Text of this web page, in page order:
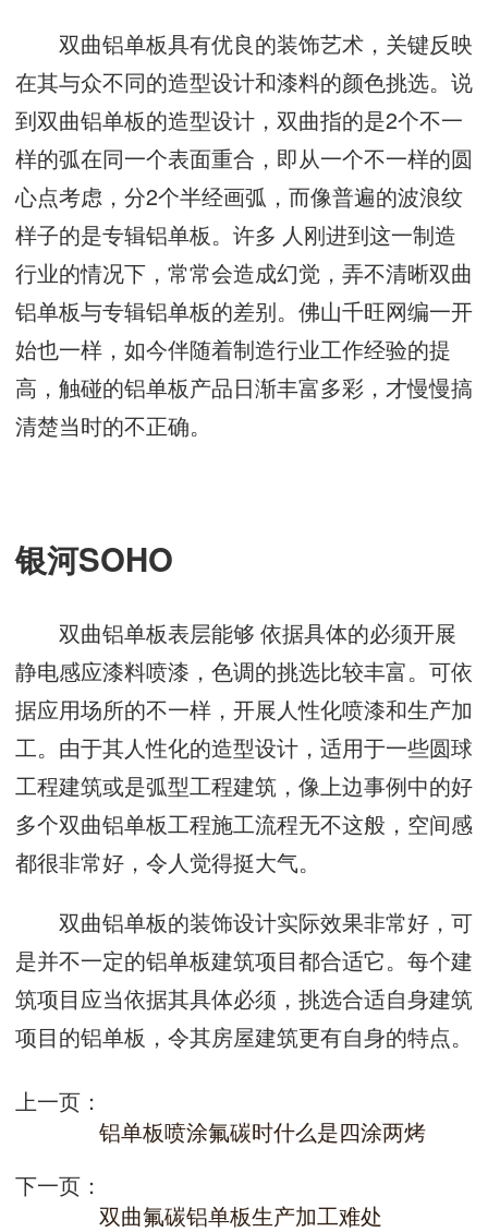
双曲铝单板具有优良的装饰艺术，关键反映
在其与众不同的造型设计和漆料的颜色挑选。说
到双曲铝单板的造型设计，双曲指的是2个不一
样的弧在同一个表面重合，即从一个不一样的圆
心点考虑，分2个半经画弧，而像普遍的波浪纹
样子的是专辑铝单板。许多 人刚进到这一制造
行业的情况下，常常会造成幻觉，弄不清晰双曲
铝单板与专辑铝单板的差别。佛山千旺网编一开
始也一样，如今伴随着制造行业工作经验的提
高，触碰的铝单板产品日渐丰富多彩，才慢慢搞
清楚当时的不正确。
银河SOHO
双曲铝单板表层能够 依据具体的必须开展
静电感应漆料喷漆，色调的挑选比较丰富。可依
据应用场所的不一样，开展人性化喷漆和生产加
工。由于其人性化的造型设计，适用于一些圆球
工程建筑或是弧型工程建筑，像上边事例中的好
多个双曲铝单板工程施工流程无不这般，空间感
都很非常好，令人觉得挺大气。
双曲铝单板的装饰设计实际效果非常好，可
是并不一定的铝单板建筑项目都合适它。每个建
筑项目应当依据其具体必须，挑选合适自身建筑
项目的铝单板，令其房屋建筑更有自身的特点。
上一页：
铝单板喷涂氟碳时什么是四涂两烤
下一页：
双曲氟碳铝单板生产加工难处